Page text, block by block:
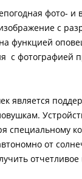
фото-
с
функцией
с фотографией
специальному
от